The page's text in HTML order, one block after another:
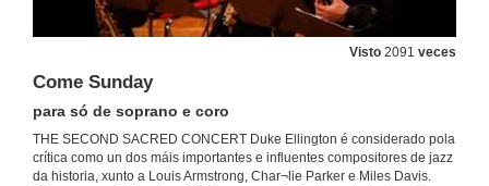
Visto 2091 veces
Come Sunday
para só de soprano e coro
THE SECOND SACRED CONCERT Duke Ellington é considerado pola
crítica como un dos máis importantes e influentes compositores de jazz
da historia, xunto a Louis Armstrong, Char¬lie Parker e Miles Davis.
Freedom-suite. To be contendede
para coro e banda